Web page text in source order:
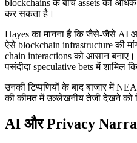
blockchains के बीच assets को
कर सकता है।
Hayes का मानना है कि जैसे-जैसे AI
ऐसे blockchain infrastructure की
chain interactions को आसान
पसंदीदा speculative bets में शामिल
उनकी टिप्पणियों के बाद बाजार में
की कीमत में उल्लेखनीय तेजी देखने को
AI और Privacy